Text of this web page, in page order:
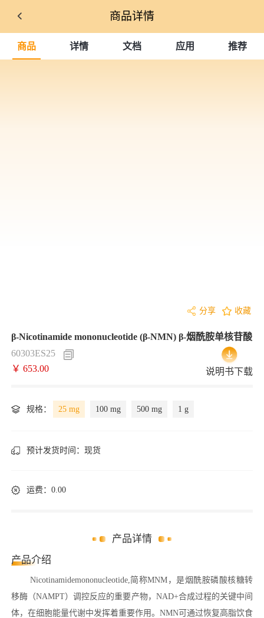
商品详情
商品 详情 文档 应用 推荐
分享 收藏
β-Nicotinamide mononucleotide (β-NMN) β-烟酰胺单核苷酸
60303ES25
￥ 653.00
说明书下载
规格： 25 mg 100 mg 500 mg 1 g
预计发货时间： 现货
运费：0.00
产品详情
产品介绍
Nicotinamidemononucleotide,简称MNM，是烟酰胺磷酸核糖转
移酶（NAMPT）调控反应的重要产物，NAD+合成过程的关键中间
体，在细胞能量代谢中发挥着重要作用。NMN可通过恢复高脂饮食